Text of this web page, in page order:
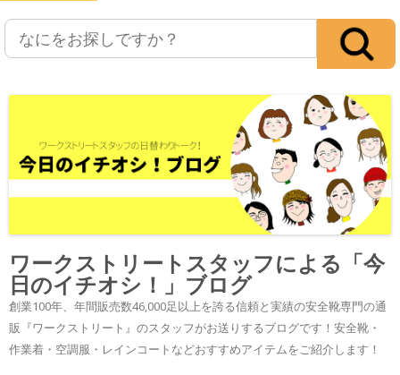
ワークストリートスタッフによる「今
日のイチオシ！」ブログ
創業100年、年間販売数46,000足以上を誇る信頼と実績の安全靴専門の通
販『ワークストリート』のスタッフがお送りするブログです！安全靴・
作業着・空調服・レインコートなどおすすめアイテムをご紹介します！